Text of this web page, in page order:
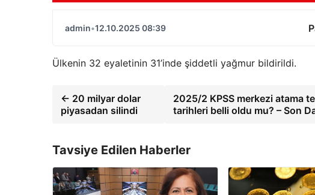
admin•12.10.2025 08:39
Ülkenin 32 eyaletinin 31’inde şiddetli yağmur bildirildi.
← 20 milyar dolar
piyasadan silindi
2025/2 KPSS merkezi atama
tarihleri belli oldu mu? – Son
Tavsiye Edilen Haberler